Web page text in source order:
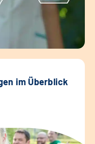
im Überblick